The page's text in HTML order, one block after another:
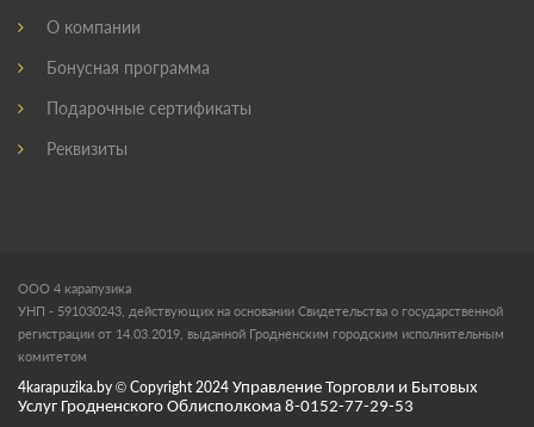
О компании
Бонусная программа
Подарочные сертификаты
Реквизиты
ООО 4 карапузика
УНП - 591030243, действующих на основании Свидетельства о государственной
регистрации от 14.03.2019, выданной Гродненским городским исполнительным
комитетом
4karapuzika.by © Copyright 2024 Управление Торговли и Бытовых
Услуг Гродненского Облисполкома 8-0152-77-29-53